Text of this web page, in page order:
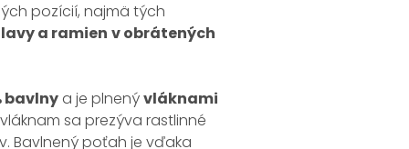
pozícií, najmä tých
a ramien v obrátených
bavlny a je plnenývláknami
sa prezýva rastlinné
Bavlnený poťah je vďaka